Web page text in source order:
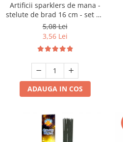
Artificii sparklers de mana -
stelute de brad 16 cm - set 10
buc
5,08 Lei
3,56 Lei
ADAUGA IN COS